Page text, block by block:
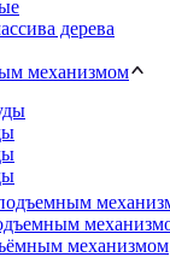
дерева
механизмом
механизмом